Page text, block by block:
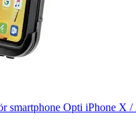
smartphone Opti iPhone X /